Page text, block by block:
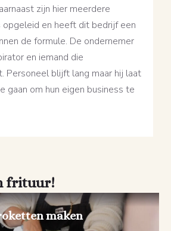
zijn hier meerdere
opgeleid en heeft dit bedrijf een
de formule. De ondernemer
en iemand die
Personeel blijft lang maar hij laat
gaan om hun eigen business te
frituur!
maken